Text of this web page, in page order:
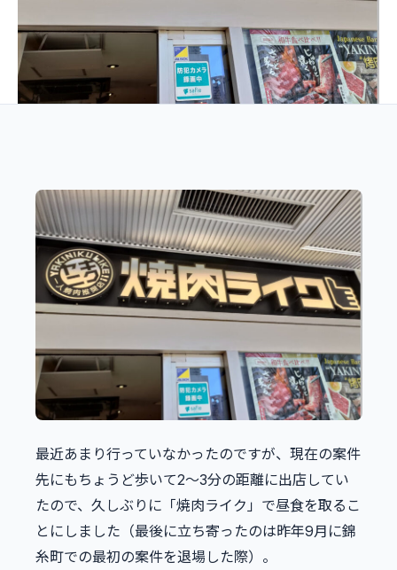
最近あまり行っていなかったのですが、現在の案件
先にもちょうど歩いて2〜3分の距離に出店してい
たので、久しぶりに「焼肉ライク」で昼食を取るこ
とにしました（最後に立ち寄ったのは昨年9月に錦
糸町での最初の案件を退場した際）。